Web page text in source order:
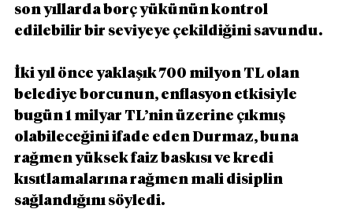
son yıllarda borç yükünün kontrol
edilebilir bir seviyeye çekildiğini savundu.
İki yıl önce yaklaşık 700 milyon TL olan
belediye borcunun, enflasyon etkisiyle
bugün 1 milyar TL’nin üzerine çıkmış
olabileceğini ifade eden Durmaz, buna
rağmen yüksek faiz baskısı ve kredi
kısıtlamalarına rağmen mali disiplin
sağlandığını söyledi.